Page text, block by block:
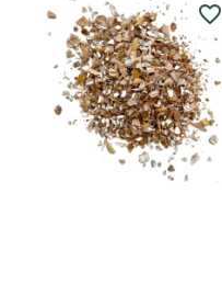
favorite_border